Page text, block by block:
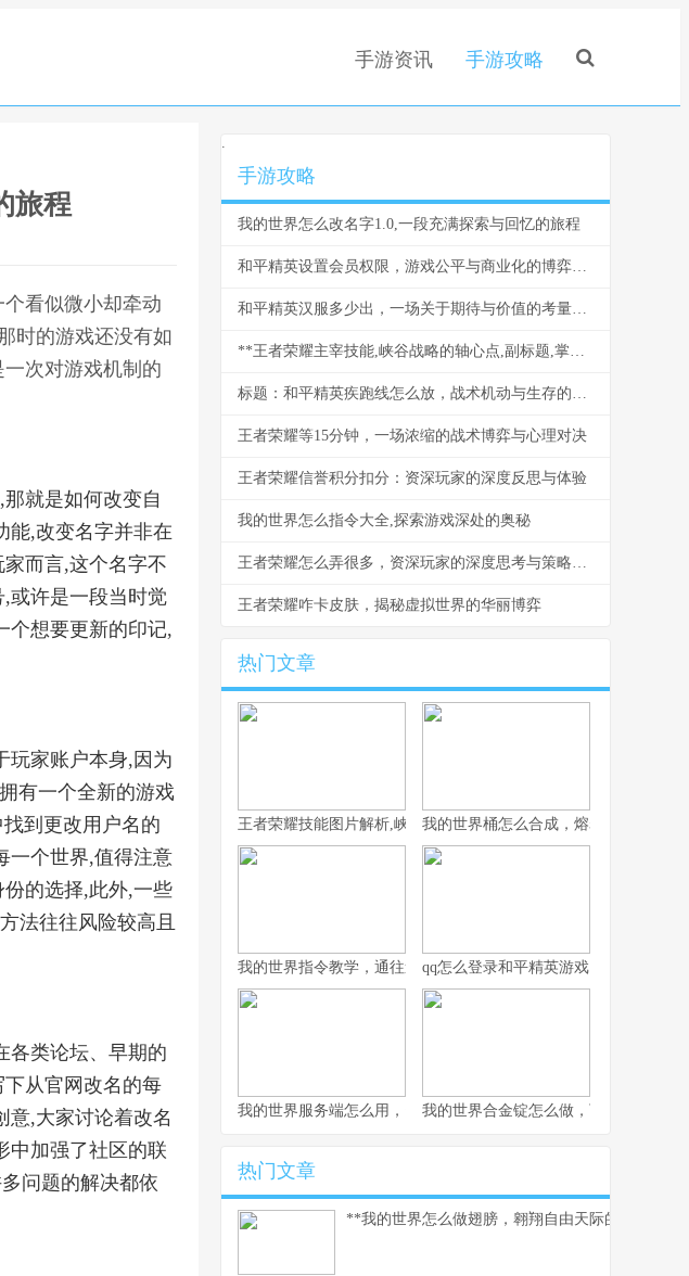
手游资讯 手游攻略
旅程
看似微小却牵动
时的游戏还没有如
次对游戏机制的
就是如何改变自
能,改变名字并非在
而言,这个名字不
或许是一段当时觉
个想要更新的印记,
玩家账户本身,因为
有一个全新的游戏
到更改用户名的
一个世界,值得注意
的选择,此外,一些
法往往风险较高且
各类论坛、早期的
从官网改名的每
意,大家讨论着改名
中加强了社区的联
问题的解决都依
.
手游攻略
我的世界怎么改名字1.0,一段充满探索与回忆的旅程
和平精英设置会员权限，游戏公平与商业化的博弈副标题
和平精英汉服多少出，一场关于期待与价值的考量，副标题，玩家眼中皮肤背后的文化博弈与珍藏意义
**王者荣耀主宰技能,峡谷战略的轴心点,副标题,掌控它就能掌控比赛节奏**
标题：和平精英疾跑线怎么放，战术机动与生存的关键副标题：掌握疾跑线设置，提升战场机动效率
王者荣耀等15分钟，一场浓缩的战术博弈与心理对决
王者荣耀信誉积分扣分：资深玩家的深度反思与体验
我的世界怎么指令大全,探索游戏深处的奥秘
王者荣耀怎么弄很多，资深玩家的深度思考与策略分享
王者荣耀咋卡皮肤，揭秘虚拟世界的华丽博弈
热门文章
王者荣耀技能图片解析,峡谷战场的视觉密码我的世界桶怎么合成，熔岩水与奶的奥
我的世界指令教学，通往造物主的钥匙，资深玩家的终极指南
qq怎么登录和平精英游戏，一位资深
我的世界服务端怎么用，资深玩家实践指南我的世界合金锭怎么做，下界合金装备
热门文章
**我的世界怎么做翅膀，翱翔自由天际的必备指南